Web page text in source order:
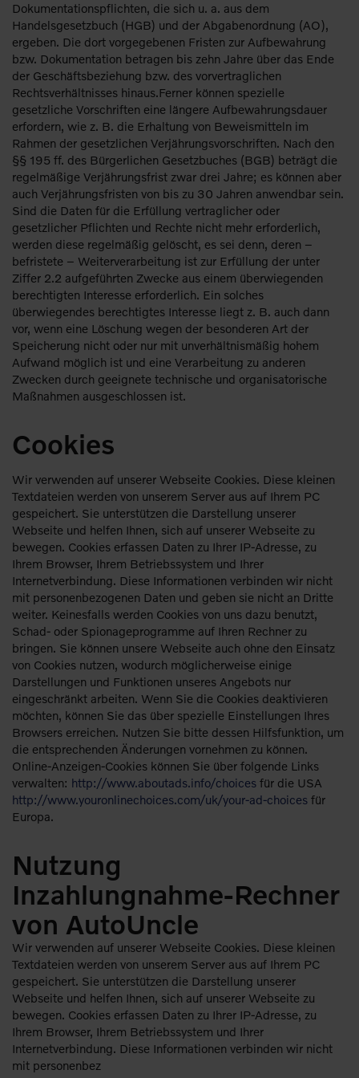
Dokumentationspflichten, die sich u. a. aus dem
Handelsgesetzbuch (HGB) und der Abgabenordnung (AO),
ergeben. Die dort vorgegebenen Fristen zur Aufbewahrung
bzw. Dokumentation betragen bis zehn Jahre über das Ende
der Geschäftsbeziehung bzw. des vorvertraglichen
Rechtsverhältnisses hinaus.Ferner können spezielle
gesetzliche Vorschriften eine längere Aufbewahrungsdauer
erfordern, wie z. B. die Erhaltung von Beweismitteln im
Rahmen der gesetzlichen Verjährungsvorschriften. Nach den
§§ 195 ff. des Bürgerlichen Gesetzbuches (BGB) beträgt die
regelmäßige Verjährungsfrist zwar drei Jahre; es können aber
auch Verjährungsfristen von bis zu 30 Jahren anwendbar sein.
Sind die Daten für die Erfüllung vertraglicher oder
gesetzlicher Pflichten und Rechte nicht mehr erforderlich,
werden diese regelmäßig gelöscht, es sei denn, deren –
befristete – Weiterverarbeitung ist zur Erfüllung der unter
Ziffer 2.2 aufgeführten Zwecke aus einem überwiegenden
berechtigten Interesse erforderlich. Ein solches
überwiegendes berechtigtes Interesse liegt z. B. auch dann
vor, wenn eine Löschung wegen der besonderen Art der
Speicherung nicht oder nur mit unverhältnismäßig hohem
Aufwand möglich ist und eine Verarbeitung zu anderen
Zwecken durch geeignete technische und organisatorische
Maßnahmen ausgeschlossen ist.
Cookies
Wir verwenden auf unserer Webseite Cookies. Diese kleinen
Textdateien werden von unserem Server aus auf Ihrem PC
gespeichert. Sie unterstützen die Darstellung unserer
Webseite und helfen Ihnen, sich auf unserer Webseite zu
bewegen. Cookies erfassen Daten zu Ihrer IP-Adresse, zu
Ihrem Browser, Ihrem Betriebssystem und Ihrer
Internetverbindung. Diese Informationen verbinden wir nicht
mit personenbezogenen Daten und geben sie nicht an Dritte
weiter. Keinesfalls werden Cookies von uns dazu benutzt,
Schad- oder Spionageprogramme auf Ihren Rechner zu
bringen. Sie können unsere Webseite auch ohne den Einsatz
von Cookies nutzen, wodurch möglicherweise einige
Darstellungen und Funktionen unseres Angebots nur
eingeschränkt arbeiten. Wenn Sie die Cookies deaktivieren
möchten, können Sie das über spezielle Einstellungen Ihres
Browsers erreichen. Nutzen Sie bitte dessen Hilfsfunktion, um
die entsprechenden Änderungen vornehmen zu können.
Online-Anzeigen-Cookies können Sie über folgende Links
verwalten: http://www.aboutads.info/choices für die USA
http://www.youronlinechoices.com/uk/your-ad-choices für
Europa.
Nutzung
Inzahlungnahme-Rechner
von AutoUncle
Wir verwenden auf unserer Webseite Cookies. Diese kleinen
Textdateien werden von unserem Server aus auf Ihrem PC
gespeichert. Sie unterstützen die Darstellung unserer
Webseite und helfen Ihnen, sich auf unserer Webseite zu
bewegen. Cookies erfassen Daten zu Ihrer IP-Adresse, zu
Ihrem Browser, Ihrem Betriebssystem und Ihrer
Internetverbindung. Diese Informationen verbinden wir nicht
mit personenbez